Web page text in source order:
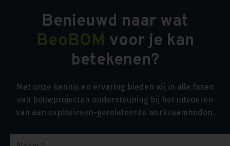
Benieuwd naar wat
BeoBOM voor je kan
betekenen?
Met onze kennis en ervaring bieden wij in alle fasen
van bouwprojecten ondersteuning bij het uitvoeren
van aan explosieven-gerelateerde werkzaamheden.